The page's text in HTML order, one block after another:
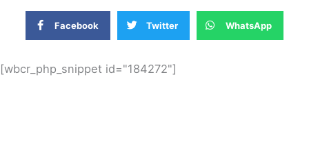
Facebook Twitter WhatsApp
[wbcr_php_snippet id="184272"]